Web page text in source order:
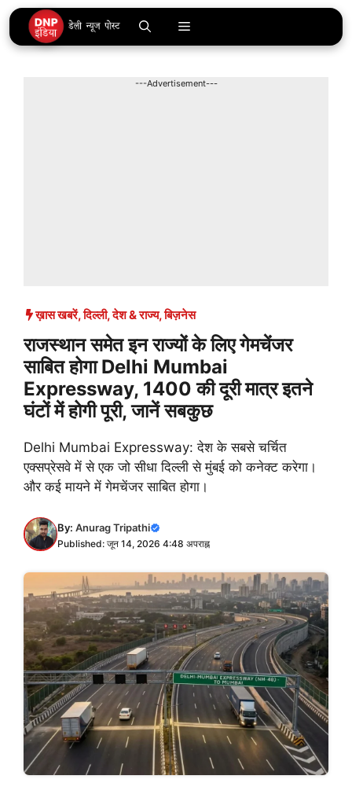
Skip
to
content
Menu
---Advertisement---
ख़ास खबरें,दिल्ली,देश & राज्य,बिज़नेस
राजस्थान समेत इन राज्यों के लिए गेमचेंजर
साबित होगा Delhi Mumbai
Expressway, 1400 की दूरी मात्र इतने
घंटों में होगी पूरी, जानें सबकुछ
Delhi Mumbai Expressway: देश के सबसे चर्चित
एक्सप्रेसवे में से एक जो सीधा दिल्ली से मुंबई को कनेक्ट करेगा।
और कई मायने में गेमचेंजर साबित होगा।
By: Anurag Tripathi
Published: जून 14, 2026 4:48 अपराह्न